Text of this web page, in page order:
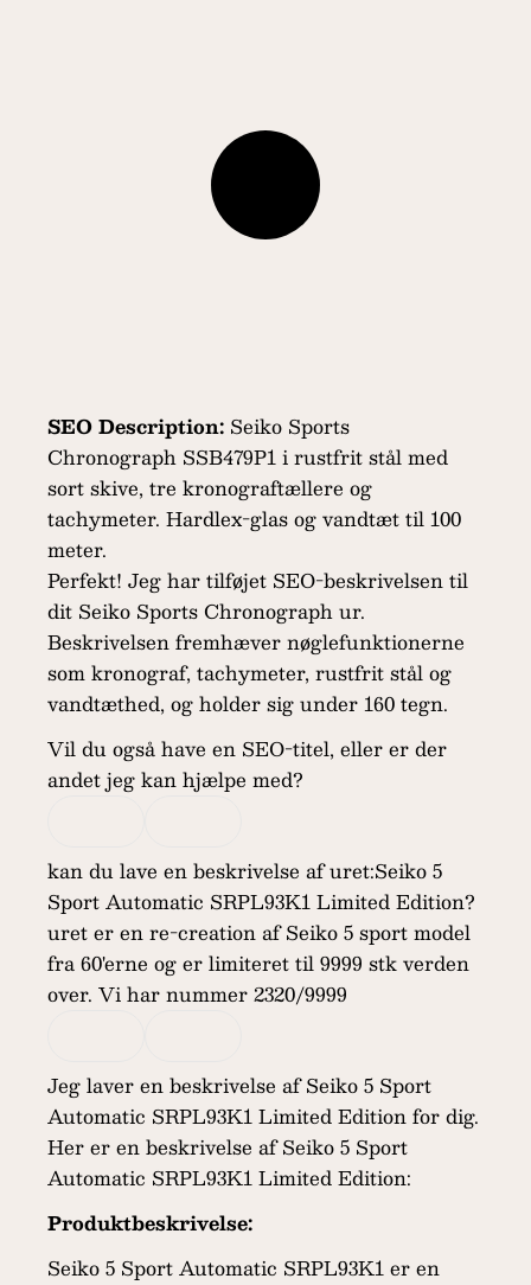
SEO Description: Seiko Sports
Chronograph SSB479P1 i rustfrit stål med
sort skive, tre kronograftællere og
tachymeter. Hardlex-glas og vandtæt til 100
meter.
Perfekt! Jeg har tilføjet SEO-beskrivelsen til
dit Seiko Sports Chronograph ur.
Beskrivelsen fremhæver nøglefunktionerne
som kronograf, tachymeter, rustfrit stål og
vandtæthed, og holder sig under 160 tegn.
Vil du også have en SEO-titel, eller er der
andet jeg kan hjælpe med?
kan du lave en beskrivelse af uret:Seiko 5
Sport Automatic SRPL93K1 Limited Edition?
uret er en re-creation af Seiko 5 sport model
fra 60'erne og er limiteret til 9999 stk verden
over. Vi har nummer 2320/9999
Jeg laver en beskrivelse af Seiko 5 Sport
Automatic SRPL93K1 Limited Edition for dig.
Her er en beskrivelse af Seiko 5 Sport
Automatic SRPL93K1 Limited Edition:
Produktbeskrivelse:
Seiko 5 Sport Automatic SRPL93K1 er en